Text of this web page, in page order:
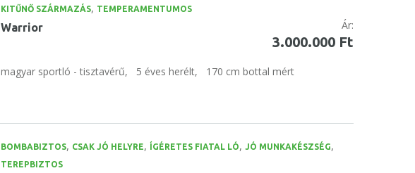
KITŰNŐ SZÁRMAZÁS, TEMPERAMENTUMOS
Warrior Ár:
3.000.000 Ft
magyar sportló - tisztavérű, 5 éves herélt, 170 cm bottal mért
BOMBABIZTOS, CSAK JÓ HELYRE, ÍGÉRETES FIATAL LÓ, JÓ MUNKAKÉSZSÉG,
TEREPBIZTOS